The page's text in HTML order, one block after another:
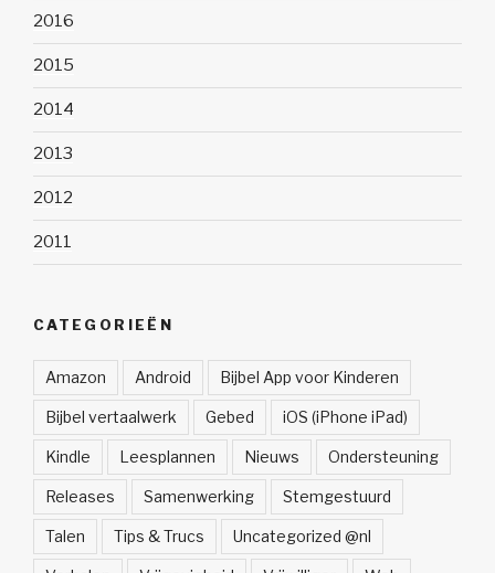
2016
2015
2014
2013
2012
2011
CATEGORIEËN
Amazon Android Bijbel App voor Kinderen
Bijbel vertaalwerk Gebed iOS (iPhone iPad)
Kindle Leesplannen Nieuws Ondersteuning
Releases Samenwerking Stemgestuurd
Talen Tips & Trucs Uncategorized @nl